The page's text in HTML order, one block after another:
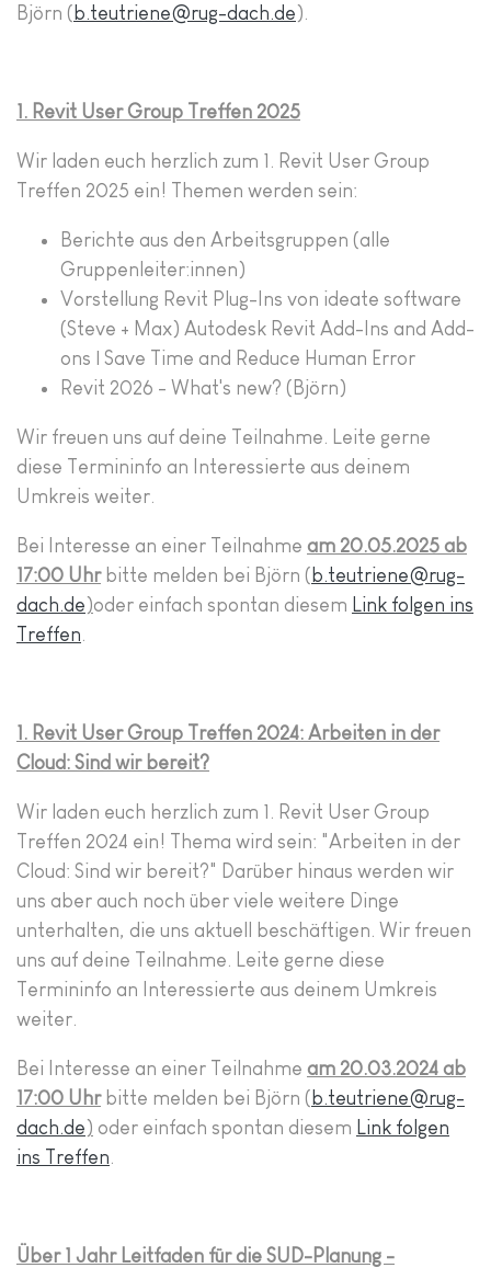
Björn ( b.teutriene@rug-dach.de)
1. Revit User Group Treffen 2025
Wir laden euch herzlich zum 1. Revit User Group
Treffen 2025 ein! Themen werden sein:
Berichte aus den Arbeitsgruppen (alle
Gruppenleiter:innen)
Vorstellung Revit Plug-Ins von ideate software
(Steve + Max) Autodesk Revit Add-Ins and Add-
ons | Save Time and Reduce Human Error
Revit 2026 - What's new? (Björn)
Wir freuen uns auf deine Teilnahme. Leite gerne
diese Termininfo an Interessierte aus deinem
Umkreis weiter.
Bei Interesse an einer Teilnahme am 20.05.2025 ab
17:00 Uhrbitte melden bei Björn ( b.teutriene@rug-
dach.de)oder einfach spontan diesem Link folgen ins
Treffen
1. Revit User Group Treffen 2024: Arbeiten in der
Cloud: Sind wir bereit?
Wir laden euch herzlich zum 1. Revit User Group
Treffen 2024 ein! Thema wird sein: "Arbeiten in der
Cloud: Sind wir bereit?" Darüber hinaus werden wir
uns aber auch noch über viele weitere Dinge
unterhalten, die uns aktuell beschäftigen. Wir freuen
uns auf deine Teilnahme. Leite gerne diese
Termininfo an Interessierte aus deinem Umkreis
weiter.
Bei Interesse an einer Teilnahme am 20.03.2024 ab
17:00 Uhrbitte melden bei Björn ( b.teutriene@rug-
dach.de) oder einfach spontan diesem Link folgen
ins Treffen
Über 1 Jahr Leitfaden für die SUD-Planung -